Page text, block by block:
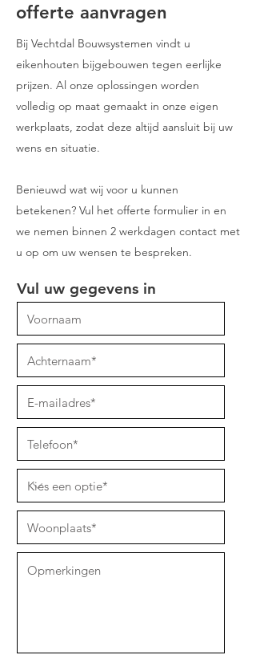
offerte aanvragen
Bij Vechtdal Bouwsystemen vindt u
eikenhouten bijgebouwen tegen eerlijke
prijzen. Al onze oplossingen worden
volledig op maat gemaakt in onze eigen
werkplaats, zodat deze altijd aansluit bij uw
wens en situatie.
Benieuwd wat wij voor u kunnen
betekenen? Vul het offerte formulier in en
we nemen binnen 2 werkdagen contact met
u op om uw wensen te bespreken.
Vul uw gegevens in